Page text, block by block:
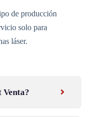
de producción
solo para
láser.
Venta?